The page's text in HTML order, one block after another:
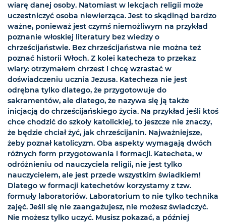
wiarę danej osoby. Natomiast w lekcjach religii może
uczestniczyć osoba niewierząca. Jest to skądinąd bardzo
ważne, ponieważ jest czymś niemożliwym na przykład
poznanie włoskiej literatury bez wiedzy o
chrześcijaństwie. Bez chrześcijaństwa nie można też
poznać historii Włoch. Z kolei katecheza to przekaz
wiary: otrzymałem chrzest i chcę wzrastać w
doświadczeniu ucznia Jezusa. Katecheza nie jest
odrębna tylko dlatego, że przygotowuje do
sakramentów, ale dlatego, że nazywa się ją także
inicjacją do chrześcijańskiego życia. Na przykład jeśli ktoś
chce chodzić do szkoły katolickiej, to jeszcze nie znaczy,
że będzie chciał żyć, jak chrześcijanin. Najważniejsze,
żeby poznał katolicyzm. Oba aspekty wymagają dwóch
różnych form przygotowania i formacji. Katecheta, w
odróżnieniu od nauczyciela religii, nie jest tylko
nauczycielem, ale jest przede wszystkim świadkiem!
Dlatego w formacji katechetów korzystamy z tzw.
formuły laboratoriów. Laboratorium to nie tylko technika
zajęć. Jeśli się nie zaangażujesz, nie możesz świadczyć.
Nie możesz tylko uczyć. Musisz pokazać, a później